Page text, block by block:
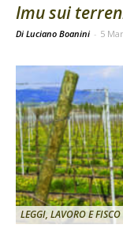
Imu sui
Di Luciano Boanini - 5
LEGGI, LAVORO E FISCO